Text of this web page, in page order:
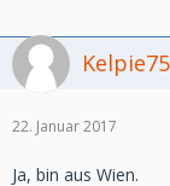
Kelpie75
22. Januar 2017
Ja, bin aus Wien.